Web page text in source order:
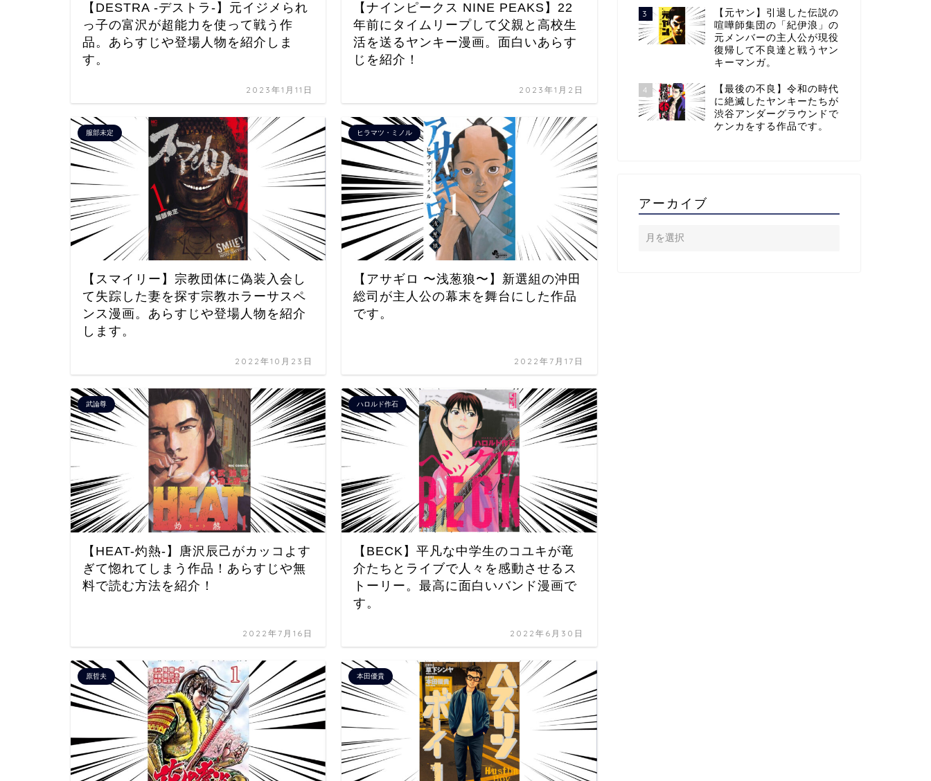
【DESTRA -デストラ-】元イジメられ
っ子の富沢が超能力を使って戦う作
品。あらすじや登場人物を紹介しま
す。
2023年1月11日
【ナインピークス NINE PEAKS】22
年前にタイムリープして父親と高校生
活を送るヤンキー漫画。面白いあらす
じを紹介！
2023年1月2日
服部未定
【スマイリー】宗教団体に偽装入会し
て失踪した妻を探す宗教ホラーサスペ
ンス漫画。あらすじや登場人物を紹介
します。
2022年10月23日
ヒラマツ・ミノル
【アサギロ 〜浅葱狼〜】新選組の沖田
総司が主人公の幕末を舞台にした作品
です。
2022年7月17日
武論尊
【HEAT-灼熱-】唐沢辰己がカッコよす
ぎて惚れてしまう作品！あらすじや無
料で読む方法を紹介！
2022年7月16日
ハロルド作石
【BECK】平凡な中学生のコユキが竜
介たちとライブで人々を感動させるス
トーリー。最高に面白いバンド漫画で
す。
2022年6月30日
原哲夫 本田優貴
3
【元ヤン】引退した伝説の
喧嘩師集団の「紀伊浪」の
元メンバーの主人公が現役
復帰して不良達と戦うヤン
キーマンガ。
4
【最後の不良】令和の時代
に絶滅したヤンキーたちが
渋谷アンダーグラウンドで
ケンカをする作品です。
アーカイブ